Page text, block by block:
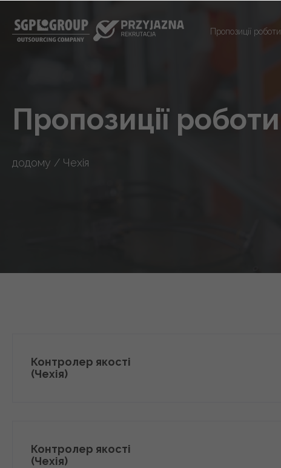
Пропозиції роботи
Пропозиції роботи
додому / Чехія
Контролер якості
(Чехія)
Контролер якості
(Чехія)